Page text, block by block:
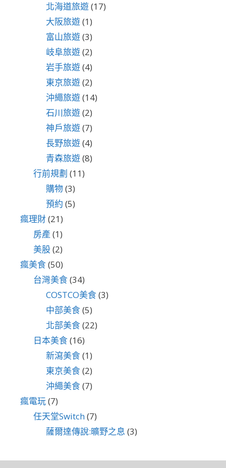
北海道旅遊(17)
大阪旅遊(1)
富山旅遊(3)
岐阜旅遊(2)
岩手旅遊(4)
東京旅遊(2)
沖繩旅遊(14)
石川旅遊(2)
神戶旅遊(7)
長野旅遊(4)
青森旅遊(8)
行前規劃 (11)
購物(3)
預約 (5)
瘋理財(21)
房產 (1)
美股(2)
瘋美食(50)
台灣美食(34)
COSTCO美食(3)
中部美食(5)
北部美食(22)
日本美食(16)
新瀉美食(1)
東京美食(2)
沖繩美食(7)
瘋電玩(7)
任天堂Switch(7)
薩爾達傳說:曠野之息 (3)